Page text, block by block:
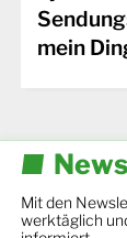
mein
Mit den
werktäglich